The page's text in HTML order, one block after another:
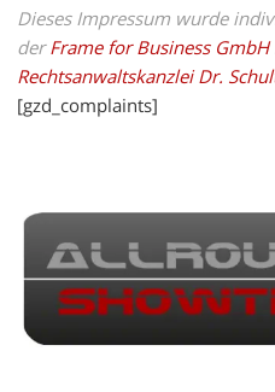
Dieses Impressum wurde
der Frame for Business GmbH
Rechtsanwaltskanzlei Dr.
[gzd_complaints]